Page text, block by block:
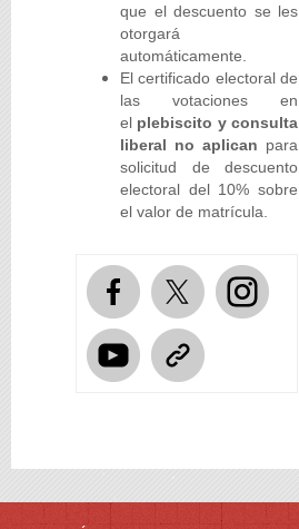
que el descuento se les
otorgará
automáticamente.
El certificado electoral de
las votaciones en
el plebiscito y consulta
liberal no aplican para
solicitud de descuento
electoral del 10% sobre
el valor de matrícula.